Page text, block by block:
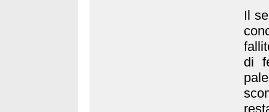
Il
di